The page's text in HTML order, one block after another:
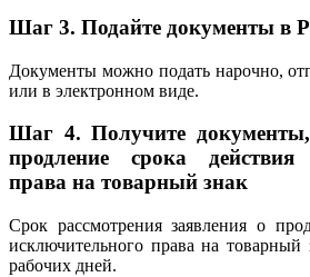
Шаг 3. Подайте документы в
Документы можно подать нарочно,
или в электронном виде.
Шаг 4. Получите
продление срока действия
права на товарный знак
Срок рассмотрения заявления о
исключительного права на товарный
рабочих дней.